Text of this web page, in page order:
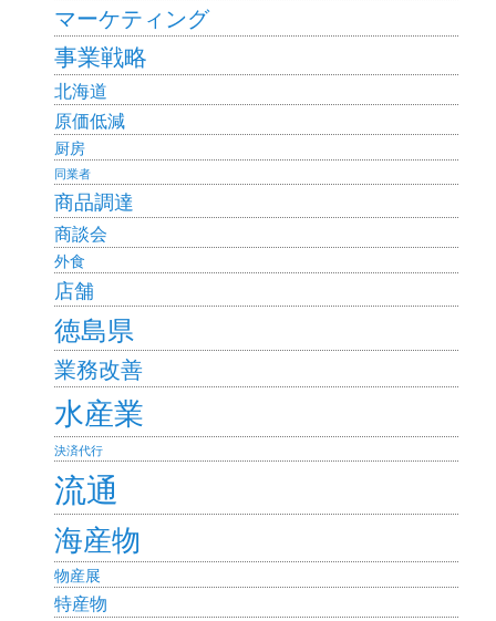
マーケティング
事業戦略
北海道
原価低減
厨房
同業者
商品調達
商談会
外食
店舗
徳島県
業務改善
水産業
決済代行
流通
海産物
物産展
特産物